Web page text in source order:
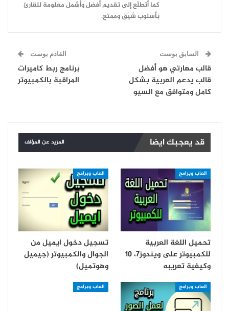
كما أتطلّع إلى تقديم أفضل وأشمل معلومة للقارئ
بأسلوب شيّق وممتع.
السابق بوست
قالب مهارتي هو أفضل
قالب يدعم العربية بشكل
كامل ومتوافق مع السيو
القادم بوست
برنامج ربط كاميرات
المراقبة بالكمبيوتر
قد يعجبك ايضا المزيد عن المؤلف
العاب وبرامج
تحميل اللغة العربية
للكمبيوتر على ويندوز7، 10
وكيفية تعريبه
العاب وبرامج
تسجيل دخول ايميل من
الجوال والكمبيوتر (جيميل
وهوتميل)
العاب وبرامج العاب وبرامج